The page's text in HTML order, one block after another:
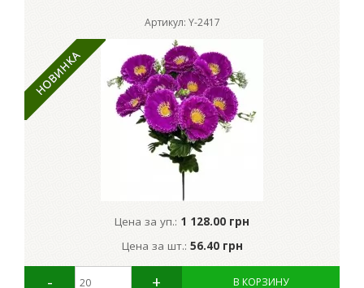
Артикул: Y-2417
Цена за уп.: 1 128.00 грн
Цена за шт.: 56.40 грн